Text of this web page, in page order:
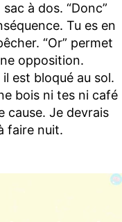
à dos. “Donc”
Tu es en
“Or” permet
opposition.
est bloqué au sol.
bois ni tes ni café
cause. Je devrais
faire nuit.